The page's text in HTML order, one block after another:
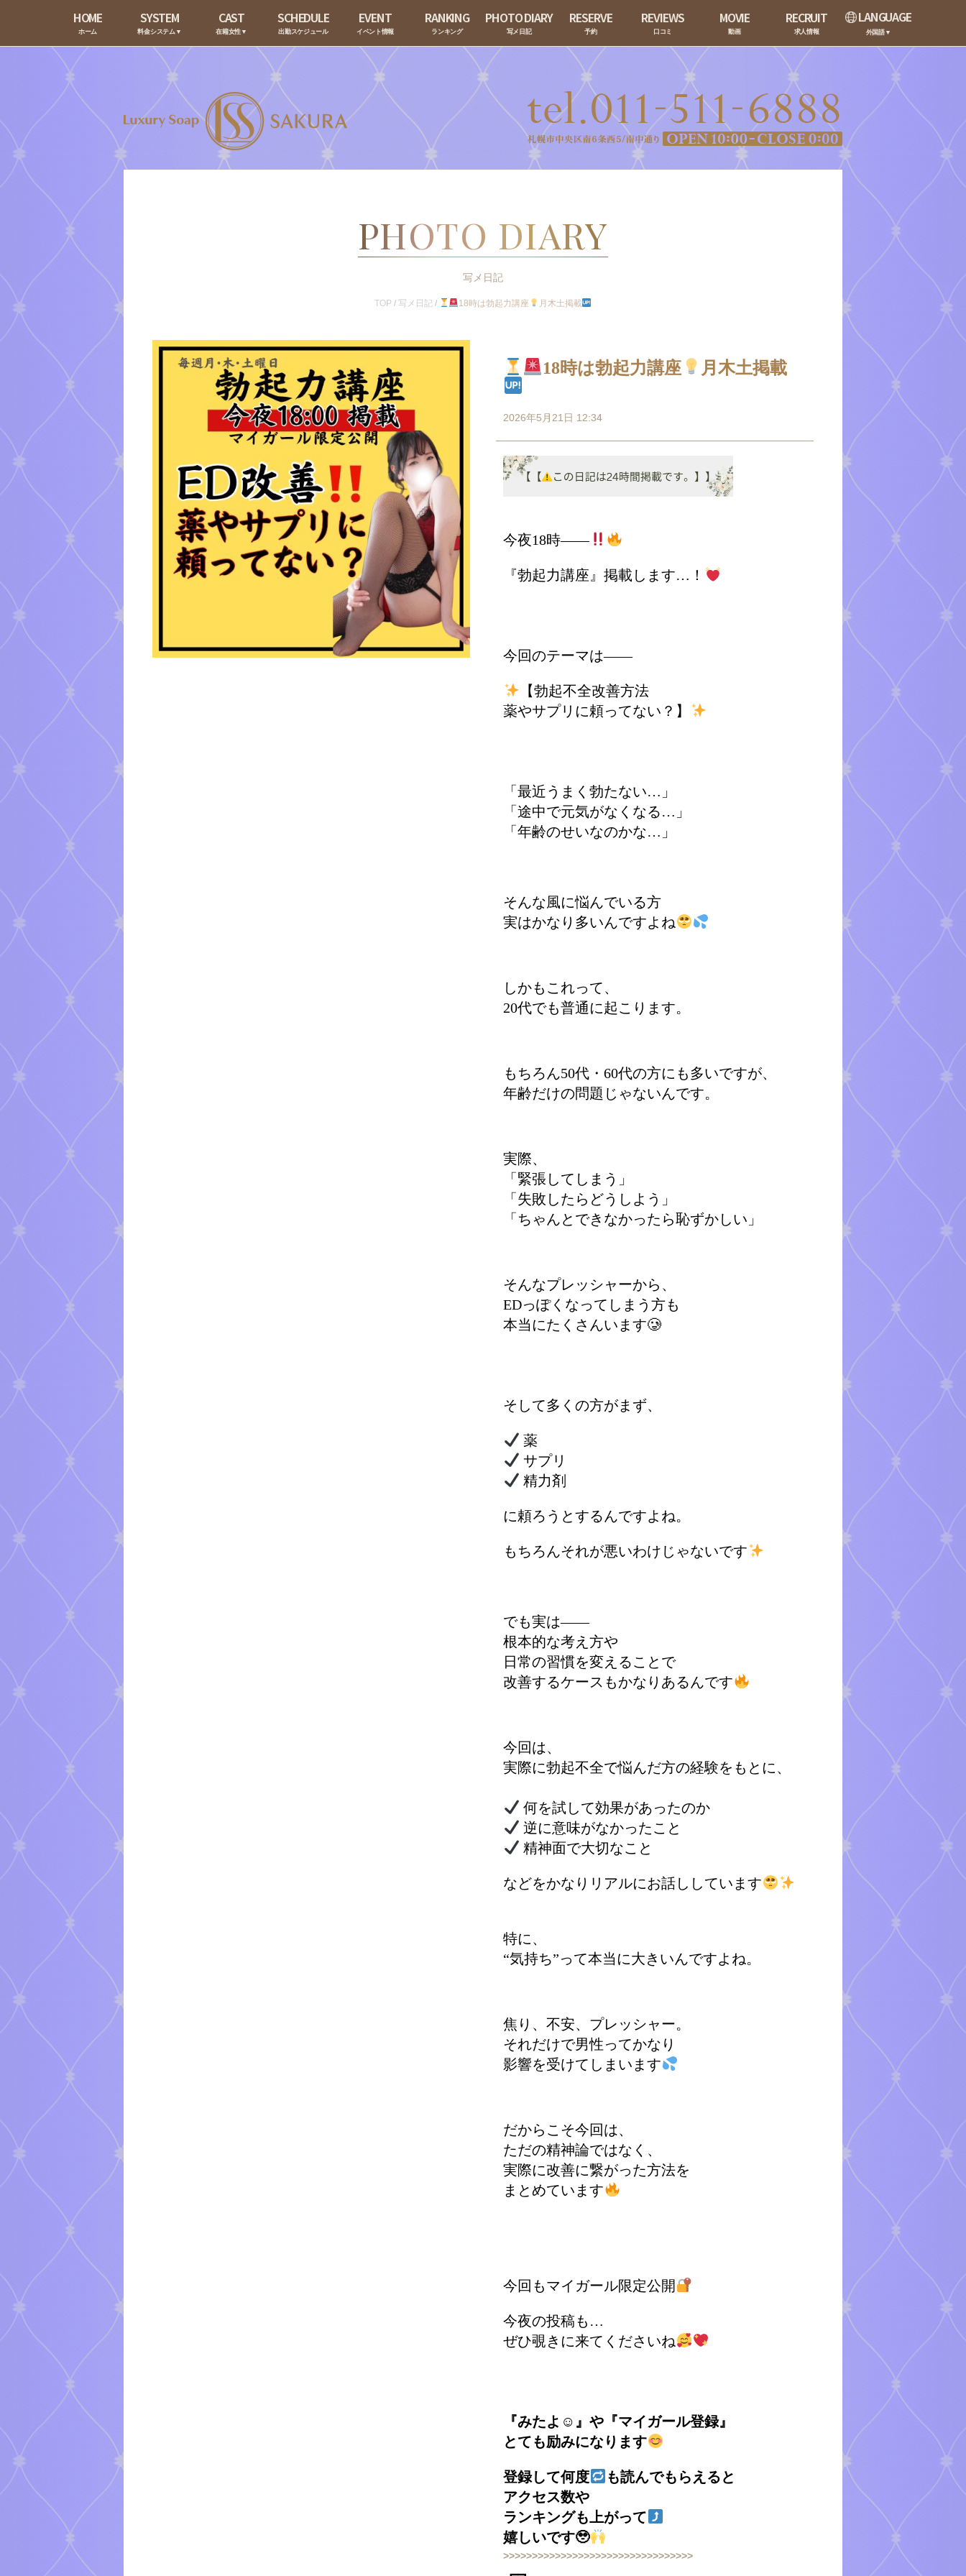
HOME
ホーム
SYSTEM
料金システム▼
CAST
在籍女性▼
SCHEDULE
出勤スケジュール
EVENT
イベント情報
RANKING
ランキング
PHOTO DIARY
写メ日記
RESERVE
予約
REVIEWS
口コミ
MOVIE
動画
RECRUIT
求人情報
LANGUAGE
外国語▼
PHOTO DIARY
写メ日記
TOP / 写メ日記/ 18時は勃起力講座 月木土掲載
18時は勃起力講座 月木土掲載
2026年5月21日 12:34
今夜18時――
『勃起力講座』掲載します…！
今回のテーマは――
【勃起不全改善方法
薬やサプリに頼ってない？】
「最近うまく勃たない…」
「途中で元気がなくなる…」
「年齢のせいなのかな…」
そんな風に悩んでいる方
実はかなり多いんですよね
しかもこれって、
20代でも普通に起こります。
もちろん50代・60代の方にも多いですが、
年齢だけの問題じゃないんです。
実際、
「緊張してしまう」
「失敗したらどうしよう」
「ちゃんとできなかったら恥ずかしい」
そんなプレッシャーから、
EDっぽくなってしまう方も
本当にたくさんいます🥲
そして多くの方がまず、
薬
サプリ
精力剤
に頼ろうとするんですよね。
もちろんそれが悪いわけじゃないです
でも実は――
根本的な考え方や
日常の習慣を変えることで
改善するケースもかなりあるんです
今回は、
実際に勃起不全で悩んだ方の経験をもとに、
何を試して効果があったのか
逆に意味がなかったこと
精神面で大切なこと
などをかなりリアルにお話ししています
特に、
“気持ち”って本当に大きいんですよね。
焦り、不安、プレッシャー。
それだけで男性ってかなり
影響を受けてしまいます
だからこそ今回は、
ただの精神論ではなく、
実際に改善に繋がった方法を
まとめています
今回もマイガール限定公開
今夜の投稿も…
ぜひ覗きに来てくださいね
『みたよ☺︎』や『マイガール登録』
とても励みになります
登録して何度
も読んでもらえると
アクセス数や
ランキングも上がって
嬉しいです🥹
>>>>>>>>>>>>>>>>>>>>>>>>>>>>>>>>>